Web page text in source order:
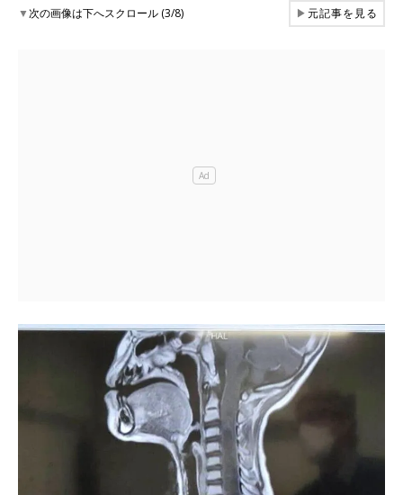
▼次の画像は下へスクロール (3/8) ▶元記事を見る